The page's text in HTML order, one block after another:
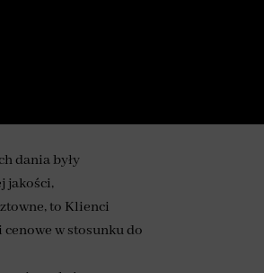
dania były
jakości,
to Klienci
w stosunku do